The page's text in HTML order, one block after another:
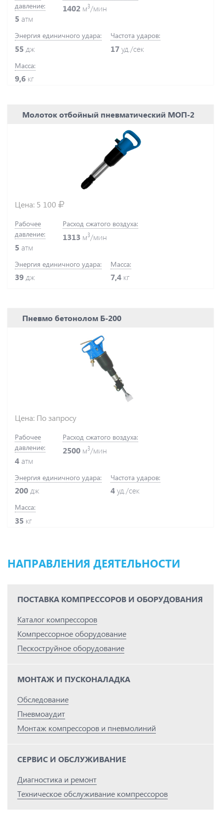
давление:
5 атм
1402 м3/мин
Энергия единичного удара:
55 дж
Частота ударов:
17уд./сек
Масса:
9,6 кг
Молоток отбойный пневматический МОП-2
Цена: 5 100
Рабочее
давление:
5 атм
Расход сжатого воздуха:
1313 м3/мин
Энергия единичного удара:
39 дж
Масса:
7,4 кг
Пневмо бетонолом Б-200
Цена: По запросу
Рабочее
давление:
4 атм
Расход сжатого воздуха:
2500 м3/мин
Энергия единичного удара:
200 дж
Частота ударов:
4уд./сек
Масса:
35 кг
НАПРАВЛЕНИЯ ДЕЯТЕЛЬНОСТИ
ПОСТАВКА КОМПРЕССОРОВ И ОБОРУДОВАНИЯ
Каталог компрессоров
Компрессорное оборудование
Пескоструйное оборудование
МОНТАЖ И ПУСКОНАЛАДКА
Обследование
Пневмоаудит
Монтаж компрессоров и пневмолиний
СЕРВИС И ОБСЛУЖИВАНИЕ
Диагностика и ремонт
Техническое обслуживание компрессоров